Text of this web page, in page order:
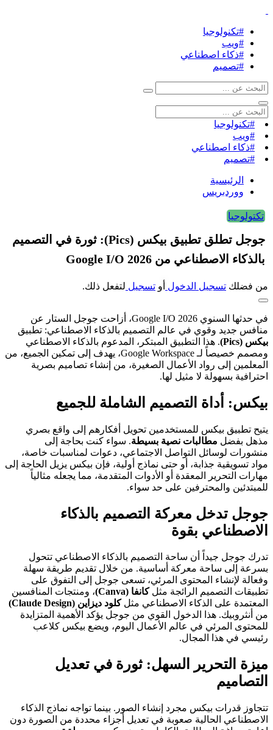
#تكنولوجيا
#ويب
#ذكاء اصطناعي
#تصميم
#تكنولوجيا
#ويب
#ذكاء اصطناعي
#تصميم
الرئيسية
ووردبريس
تكتولوجيا
جوجل تطلق تطبيق بيكس (Pics): ثورة في التصميم
بالذكاء الاصطناعي من Google I/O 2026
من فضلك تسجيل الدخول أو تسجيل لتفعل ذلك.
في حدثها السنوي Google I/O 2026، أزاحت جوجل الستار عن
منافس جديد وقوي في عالم التصميم بالذكاء الاصطناعي: تطبيق
بيكس (Pics)
. هذا التطبيق المبتكر، المدعوم بالذكاء الاصطناعي
ومصمم خصيصاً لـ Google Workspace، يهدف إلى تمكين الجميع، من
المعلمين إلى رواد الأعمال الصغيرة، من إنشاء تصاميم بصرية
احترافية بسهولة لا مثيل لها.
بيكس: أداة التصميم الشاملة للجميع
يتيح تطبيق بيكس للمستخدمين تحويل أفكارهم إلى واقع بصري
مذهل بفضل مطالبات نصية بسيطة. سواء كنت بحاجة إلى
منشورات لوسائل التواصل الاجتماعي، دعوات لمناسبات خاصة،
مواد تسويقية جذابة، أو حتى نماذج أولية، فإن بيكس يزيل الحاجة إلى
مهارات التحرير المعقدة أو الأدوات المتقدمة، مما يجعله مثالياً
للمبتدئين والمحترفين على حد سواء.
جوجل تدخل معركة التصميم بالذكاء
الاصطناعي بقوة
تدرك جوجل جيداً أن ساحة التصميم بالذكاء الاصطناعي تتحول
بسرعة إلى ساحة معركة أساسية. من خلال تقديم طريقة سهلة
وفعالة لإنشاء المحتوى المرئي، تسعى جوجل إلى التفوق على
تطبيقات التصميم الرائجة مثلكانفا (Canva)
، ومنتجات المنافسين
المعتمدة على الذكاء الاصطناعي مثلكلود ديزاين (Claude Design)
من أنثروبيك. هذا الدخول القوي من جوجل يؤكد الأهمية المتزايدة
للمحتوى المرئي في عالم الأعمال اليوم، ويضع بيكس كلاعب
رئيسي في هذا المجال.
ميزة التحرير السهل: ثورة في تعديل
التصاميم
تتجاوز قدرات بيكس مجرد إنشاء الصور. بينما تواجه نماذج الذكاء
الاصطناعي الحالية صعوبة في تعديل أجزاء محددة من الصورة دون